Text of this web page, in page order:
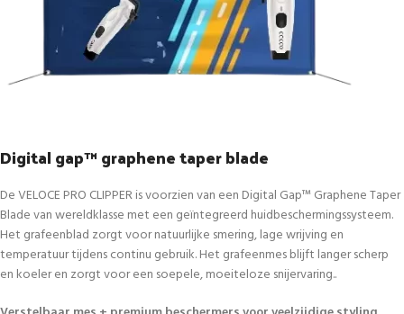
Digital gap™ graphene taper blade
De VELOCE PRO CLIPPER is voorzien van een Digital Gap™ Graphene Taper
Blade van wereldklasse met een geïntegreerd huidbeschermingssysteem.
Het grafeenblad zorgt voor natuurlijke smering, lage wrijving en
temperatuur tijdens continu gebruik. Het grafeenmes blijft langer scherp
en koeler en zorgt voor een soepele, moeiteloze snijervaring..